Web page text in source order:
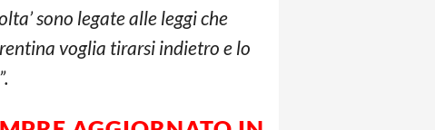
sono legate alle leggi che
voglia tirarsi indietro e lo